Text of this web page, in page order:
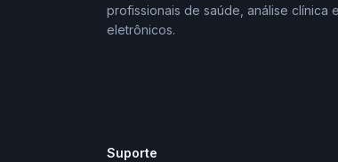
profissionais de saúde, análise clínica
eletrônicos.
Suporte